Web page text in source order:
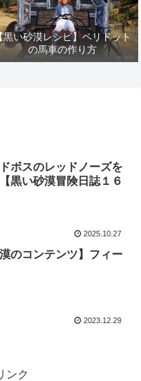
黒い砂漠レシピ】ペリドット
の馬車の作り方
ボスのレッドノーズを
黒い砂漠冒険日誌１６
2025.10.27
漠のコンテンツ】フィー
2023.12.29
ンク